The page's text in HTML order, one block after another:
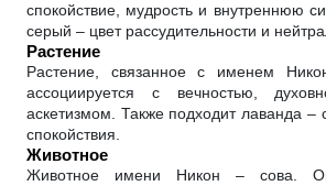
спокойствие, мудрость и внутреннюю
серый – цвет рассудительности и
Растение
Растение, связанное с именем
ассоциируется с вечностью,
аскетизмом. Также подходит лаванда
спокойствия.
Животное
Животное имени Никон – сова.